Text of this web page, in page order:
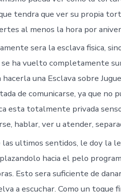
tendra que ver su propia
al menos la hora por
sera la esclava fisica,
ha vuelto completamente
una Esclava sobre
de comunicarse, ya que no
esta totalmente privada
hablar, ver u atender,
ultimos sentidos, le doy la
hacia el pelo
Esto sera suficiente de
a escuchar. Como un toque